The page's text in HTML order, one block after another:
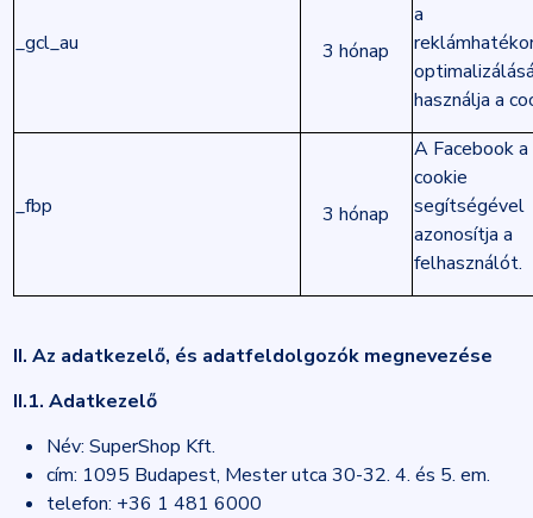
_gcl_au 3 hónap
a
használja a
_fbp 3 hónap
A Facebook a
cookie
segítségével
azonosítja a
felhasználót.
II. Az adatkezelő, és adatfeldolgozók megnevezése
II.1. Adatkezelő
Név: SuperShop Kft.
cím: 1095 Budapest, Mester utca 30-32. 4. és 5. em.
telefon: +36 1 481 6000